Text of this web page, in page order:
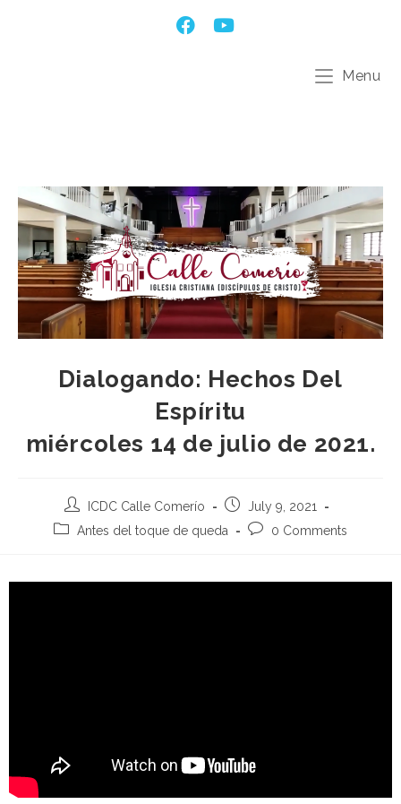
Menu
Dialogando: Hechos Del
Espíritu
miércoles 14 de julio de 2021.
ICDC Calle Comerío
July 9, 2021
Antes del toque de queda
0 Comments